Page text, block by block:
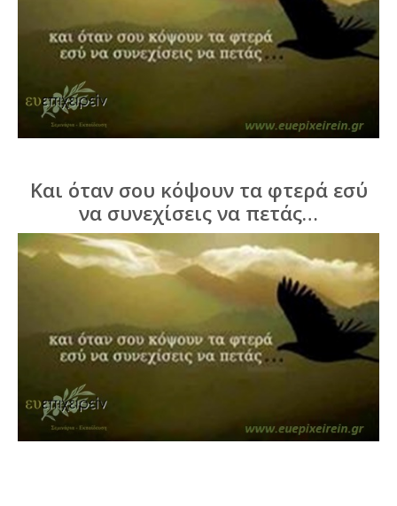
Και όταν σου κόψουν τα φτερά εσύ
να συνεχίσεις να πετάς…